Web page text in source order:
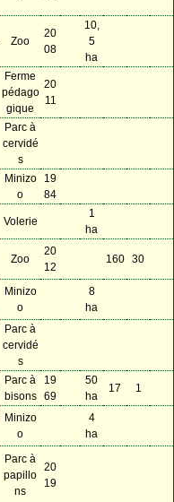
Zoo
20
08
10,
5
ha
Ferme
pédago
gique
20
11
Parc à
cervidé
s
Minizo
o
19
84
Volerie
1
ha
Zoo
20
12
160 30
Minizo
o
8
ha
Parc à
cervidé
s
Parc à
bisons
19
69
50
ha
17 1
Minizo
o
4
ha
Parc à
papillo
ns
20
19